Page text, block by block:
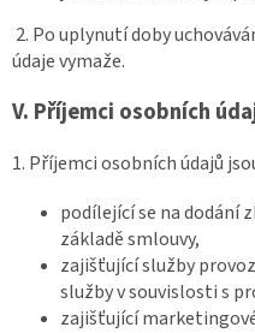
2. Po uplynutí doby
údaje vymaže.
V. Příjemci osobních
1. Příjemci osobních údajů
podílející se na dodání
základě smlouvy,
zajišťující služby
služby v souvislosti s
zajišťující